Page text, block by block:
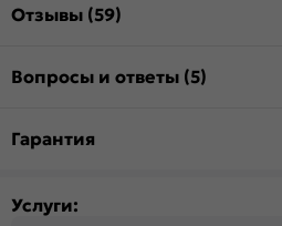
Отзывы (59)
Вопросы и ответы (5)
Гарантия
Услуги: